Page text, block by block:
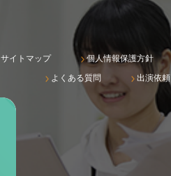
サイトマップ 個人情報保護方針
よくある質問
出演依頼